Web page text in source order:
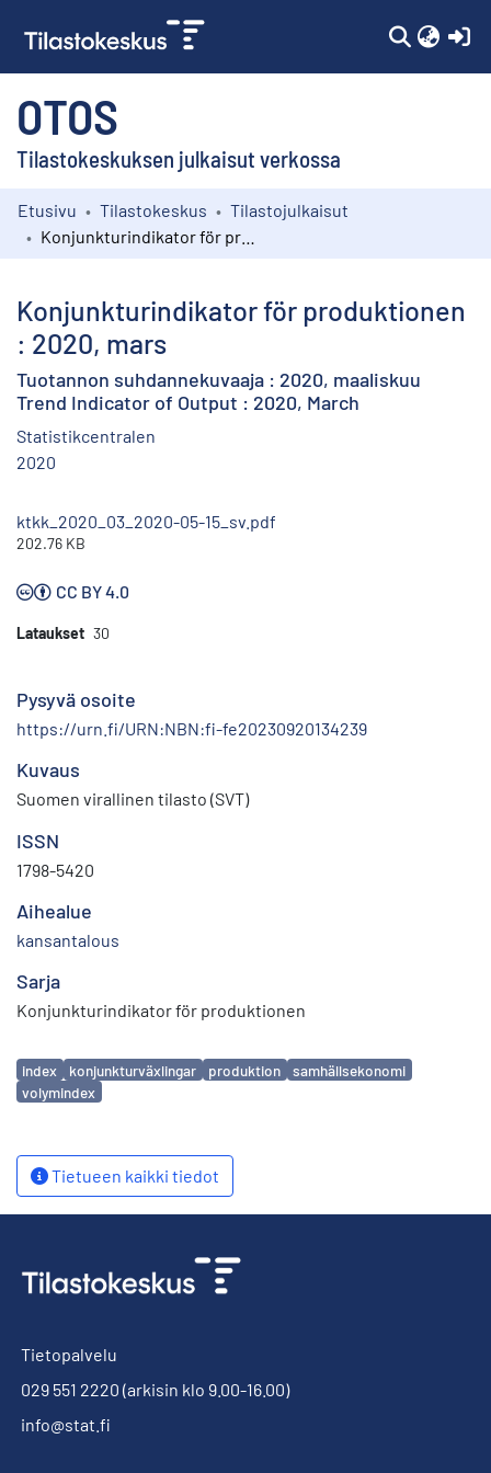
OTOS
Tilastokeskuksen julkaisut verkossa
Kokoelmat
Etusivu Tilastokeskus
Tilastojulkaisut
Konjunkturindikator för produktionen
: 2020, mars
Tuotannon suhdannekuvaaja : 2020, maaliskuu
Trend Indicator of Output : 2020, March
Statistikcentralen
2020
ktkk_2020_03_2020-05-15_sv.pdf
202.76 KB
CC BY 4.0
Lataukset 30
Pysyvä osoite
https://urn.fi/URN:NBN:fi-fe20230920134239
Kuvaus
Suomen virallinen tilasto (SVT)
ISSN
1798-5420
Aihealue
kansantalous
Sarja
Konjunkturindikator för produktionen
Avainsanat
index konjunkturväxlingar produktion
samhällsekonomi
volymindex
Tietueen kaikki tiedot
Tietopalvelu
029 551 2220 (arkisin klo 9.00-16.00)
info@stat.fi